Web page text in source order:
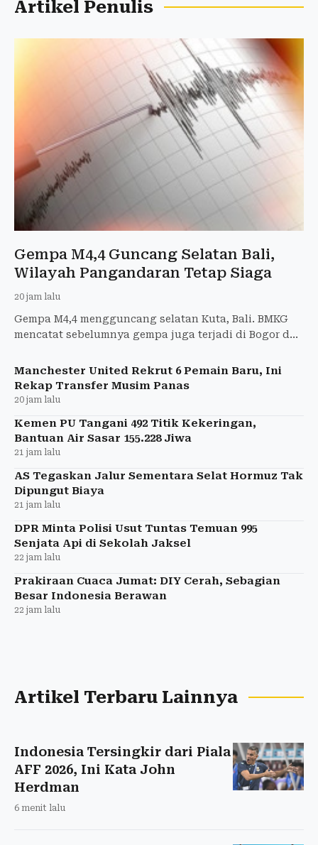
Artikel Penulis
Gempa M4,4 Guncang Selatan Bali,
Wilayah Pangandaran Tetap Siaga
20 jam lalu
Gempa M4,4 mengguncang selatan Kuta, Bali. BMKG
mencatat sebelumnya gempa juga terjadi di Bogor dan
Manchester United Rekrut 6 Pemain Baru, Ini
Rekap Transfer Musim Panas
20 jam lalu
Kemen PU Tangani 492 Titik Kekeringan,
Bantuan Air Sasar 155.228 Jiwa
21 jam lalu
AS Tegaskan Jalur Sementara Selat Hormuz Tak
Dipungut Biaya
21 jam lalu
DPR Minta Polisi Usut Tuntas Temuan 995
Senjata Api di Sekolah Jaksel
22 jam lalu
Prakiraan Cuaca Jumat: DIY Cerah, Sebagian
Besar Indonesia Berawan
22 jam lalu
Artikel Terbaru Lainnya
Indonesia Tersingkir dari Piala
AFF 2026, Ini Kata John
Herdman
6 menit lalu